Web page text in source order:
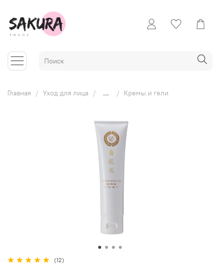
Главная Уход для лица ... Кремы и гели
(12)